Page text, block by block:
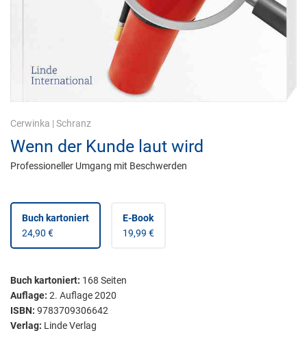
Cerwinka | Schranz
Wenn der Kunde laut wird
Professioneller Umgang mit Beschwerden
Buch kartoniert
24,90 €
E-Book
19,99 €
Buch kartoniert: 168 Seiten
Auflage: 2. Auflage 2020
ISBN: 9783709306642
Verlag: Linde Verlag